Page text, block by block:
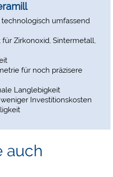
umfassend
Zirkonoxid, Sintermetall,
für noch präzisere
Langlebigkeit
Investitionskosten
auch